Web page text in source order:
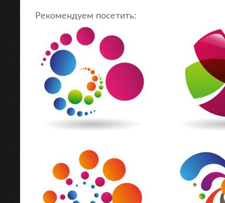
Рекомендуем посетить: